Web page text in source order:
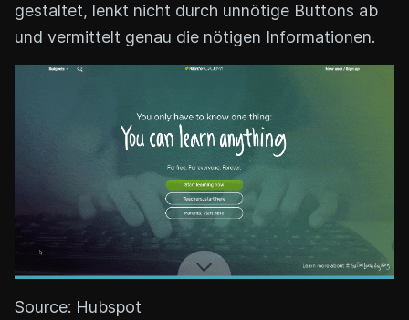
gestaltet, lenkt nicht durch unnötige Buttons ab
und vermittelt genau die nötigen Informationen.
Source: Hubspot